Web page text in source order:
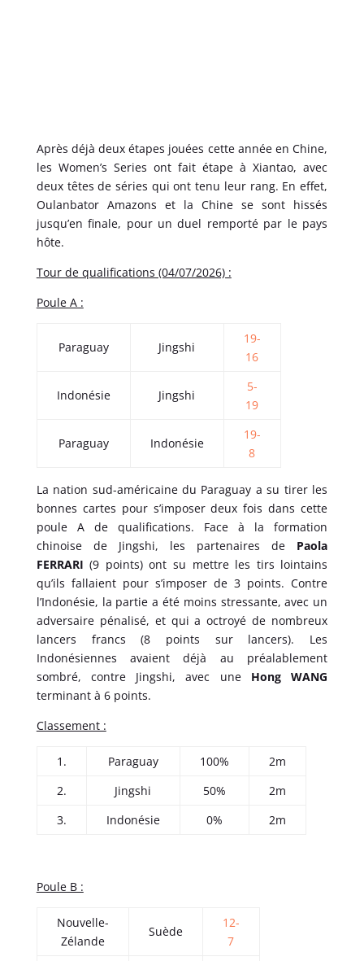
Après déjà deux étapes jouées cette année en Chine,
les Women’s Series ont fait étape à Xiantao, avec
deux têtes de séries qui ont tenu leur rang. En effet,
Oulanbator Amazons et la Chine se sont hissés
jusqu’en finale, pour un duel remporté par le pays
hôte.
Tour de qualifications (04/07/2026) :
Poule A :
Paraguay Jingshi
19-
16
Indonésie Jingshi
5-
19
Paraguay Indonésie
19-
8
La nation sud-américaine du Paraguay a su tirer les
bonnes cartes pour s’imposer deux fois dans cette
poule A de qualifications. Face à la formation
chinoise de Jingshi, les partenaires de Paola
FERRARI (9 points) ont su mettre les tirs lointains
qu’ils fallaient pour s’imposer de 3 points. Contre
l’Indonésie, la partie a été moins stressante, avec un
adversaire pénalisé, et qui a octroyé de nombreux
lancers francs (8 points sur lancers). Les
Indonésiennes avaient déjà au préalablement
sombré, contre Jingshi, avec une Hong WANG
terminant à 6 points.
Classement :
1. Paraguay 100%
2m
2.
Jingshi 50%
2m
3.
Indonésie 0% 2m
Poule B :
Nouvelle-
Zélande
Suède
12-
7